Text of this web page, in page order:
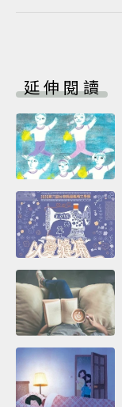
延伸閱讀